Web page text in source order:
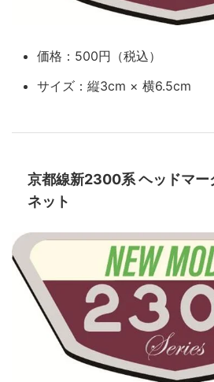
価格：500円（税込）
サイズ：縦3cm × 横6.5cm
京都線新2300系 ヘッドマー
ネット